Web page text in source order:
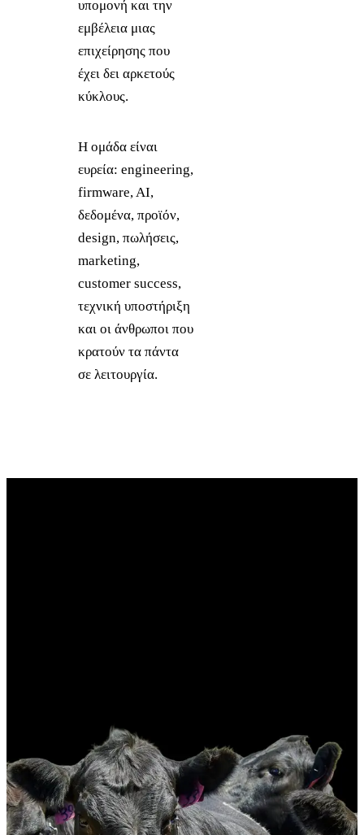
υπομονή και την
εμβέλεια μιας
επιχείρησης που
έχει δει αρκετούς
κύκλους.
Η ομάδα είναι
ευρεία: engineering,
firmware, AI,
δεδομένα, προϊόν,
design, πωλήσεις,
marketing,
customer success,
τεχνική υποστήριξη
και οι άνθρωποι που
κρατούν τα πάντα
σε λειτουργία.